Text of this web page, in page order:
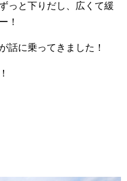
っと下りだし、広くて緩
！
話に乗ってきました！